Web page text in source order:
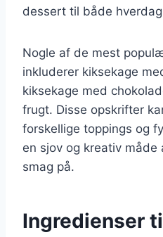
dessert til både
Nogle af de mest
inkluderer kiksekage
kiksekage med
frugt. Disse opskrifter
forskellige toppings og
en sjov og kreativ måde
smag på.
Ingredienser